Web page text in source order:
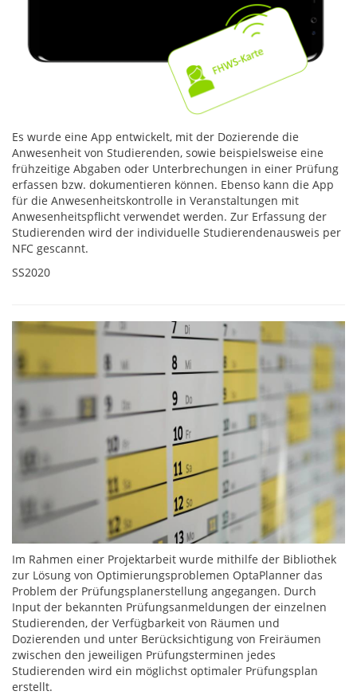
Es wurde eine App entwickelt, mit der Dozierende die
Anwesenheit von Studierenden, sowie beispielsweise eine
frühzeitige Abgaben oder Unterbrechungen in einer Prüfung
erfassen bzw. dokumentieren können. Ebenso kann die App
für die Anwesenheitskontrolle in Veranstaltungen mit
Anwesenheitspflicht verwendet werden. Zur Erfassung der
Studierenden wird der individuelle Studierendenausweis per
NFC gescannt.
SS2020
Im Rahmen einer Projektarbeit wurde mithilfe der Bibliothek
zur Lösung von Optimierungsproblemen OptaPlanner das
Problem der Prüfungsplanerstellung angegangen. Durch
Input der bekannten Prüfungsanmeldungen der einzelnen
Studierenden, der Verfügbarkeit von Räumen und
Dozierenden und unter Berücksichtigung von Freiräumen
zwischen den jeweiligen Prüfungsterminen jedes
Studierenden wird ein möglichst optimaler Prüfungsplan
erstellt.